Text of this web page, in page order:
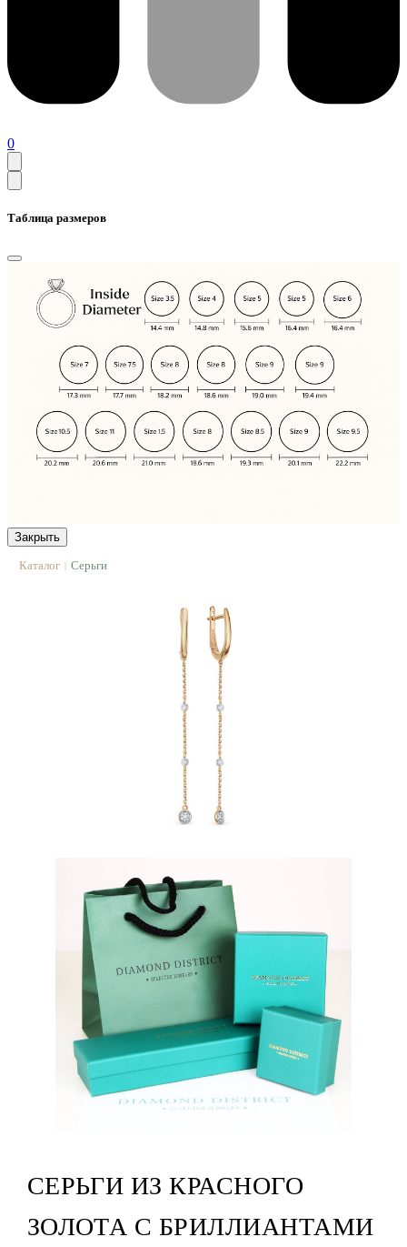
0
Таблица размеров
Закрыть
Каталог | Серьги
СЕРЬГИ ИЗ КРАСНОГО
ЗОЛОТА С БРИЛЛИАНТАМИ